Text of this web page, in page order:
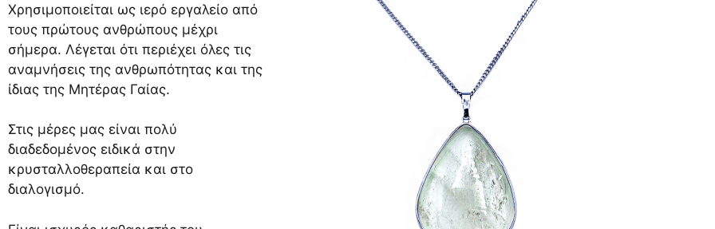
Χρησιμοποιείται ως ιερό εργαλείο από
τους πρώτους ανθρώπους μέχρι
σήμερα. Λέγεται ότι περιέχει όλες τις
αναμνήσεις της ανθρωπότητας και της
ίδιας της Μητέρας Γαίας.
Στις μέρες μας είναι πολύ
διαδεδομένος ειδικά στην
κρυσταλλοθεραπεία και στο
διαλογισμό.